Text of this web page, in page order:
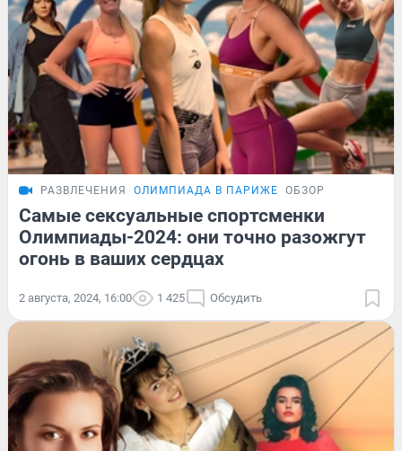
РАЗВЛЕЧЕНИЯ ОЛИМПИАДА В ПАРИЖЕ ОБЗОР
Самые сексуальные спортсменки
Олимпиады-2024: они точно разожгут
огонь в ваших сердцах
2 августа, 2024, 16:00 1 425 Обсудить